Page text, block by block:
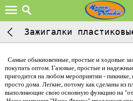
Зажигалки
Самые обыкновенные, простые и ходовые
покупать оптом. Газовые, простые и
пригодится на любом мероприятии - пикнике,
просто дома. Легкие, потому как сделаны из
выполняющие свою основную функцию на